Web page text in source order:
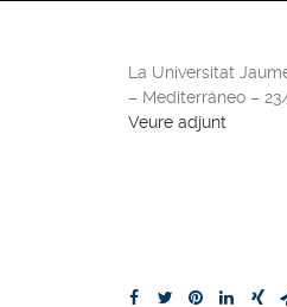
La Universitat
– Mediterráneo –
Veure adjunt